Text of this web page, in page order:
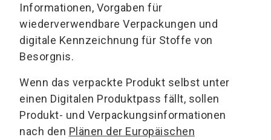
Informationen, Vorgaben für
wiederverwendbare Verpackungen und
digitale Kennzeichnung für Stoffe von
Besorgnis.
Wenn das verpackte Produkt selbst unter
einen Digitalen Produktpass fällt, sollen
Produkt- und Verpackungsinformationen
nach den Plänen der Europäischen